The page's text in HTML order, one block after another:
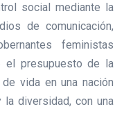
social mediante la
de comunicación,
feministas
el presupuesto de la
vida en una nación
diversidad, con una